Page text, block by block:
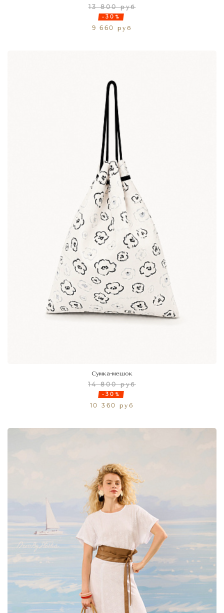
13 800 руб
-30%
9 660 руб
Сумка-мешок
14 800 руб
-30%
10 360 руб